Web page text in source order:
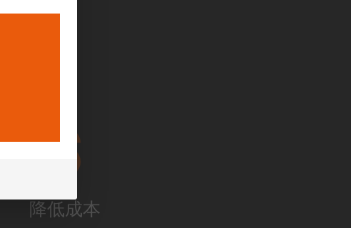
降低成本